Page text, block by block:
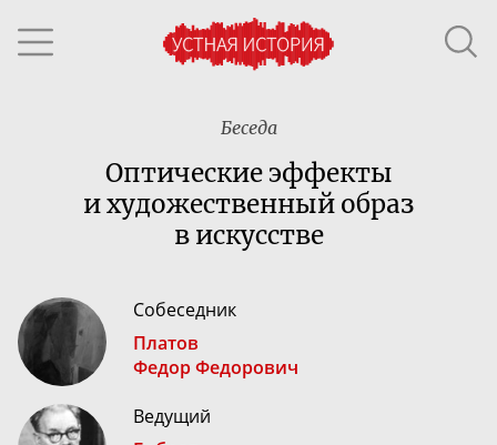
Беседа
Оптические эффекты
и художественный образ
в искусстве
Собеседник
Платов
Федор Федорович
Ведущий